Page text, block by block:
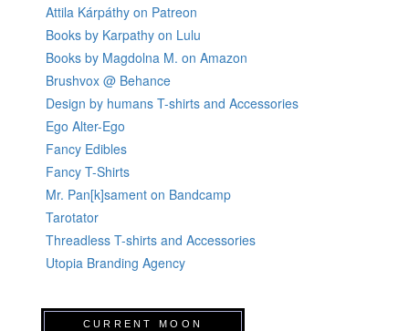
Attila Kárpáthy on Patreon
Books by Karpathy on Lulu
Books by Magdolna M. on Amazon
Brushvox @ Behance
Design by humans T-shirts and Accessories
Ego Alter-Ego
Fancy Edibles
Fancy T-Shirts
Mr. Pan[k]sament on Bandcamp
Tarotator
Threadless T-shirts and Accessories
Utopia Branding Agency
CURRENT MOON